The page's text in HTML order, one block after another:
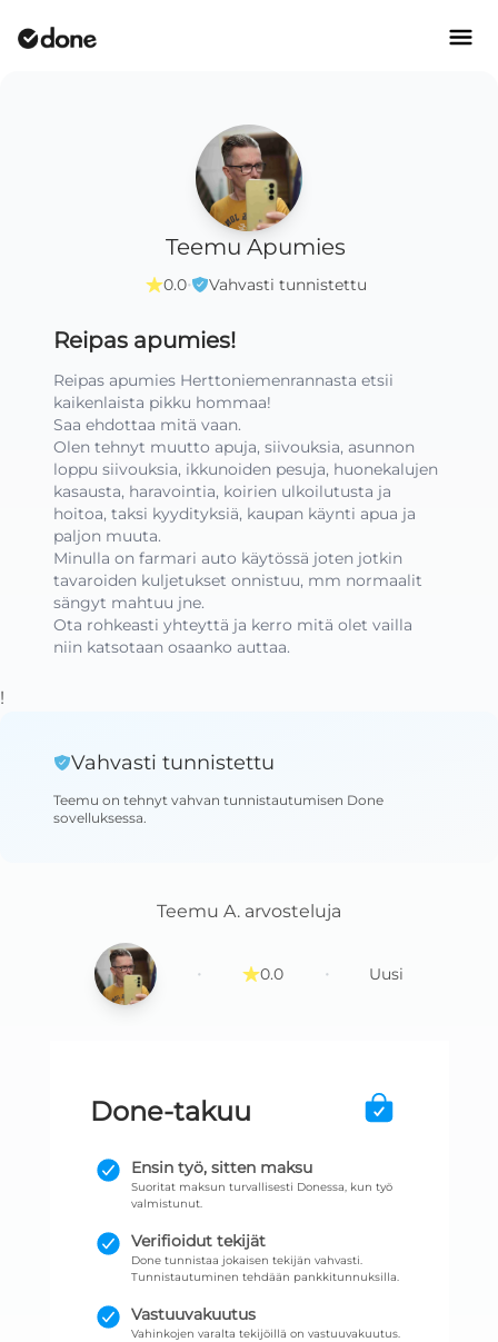
Teemu Apumies
0.0· Vahvasti tunnistettu
Reipas apumies!
Reipas apumies Herttoniemenrannasta etsii
kaikenlaista pikku hommaa!
Saa ehdottaa mitä vaan.
Olen tehnyt muutto apuja, siivouksia, asunnon
loppu siivouksia, ikkunoiden pesuja, huonekalujen
kasausta, haravointia, koirien ulkoilutusta ja
hoitoa, taksi kyydityksiä, kaupan käynti apua ja
paljon muuta.
Minulla on farmari auto käytössä joten jotkin
tavaroiden kuljetukset onnistuu, mm normaalit
sängyt mahtuu jne.
Ota rohkeasti yhteyttä ja kerro mitä olet vailla
niin katsotaan osaanko auttaa.
!
Vahvasti tunnistettu
Teemu on tehnyt vahvan tunnistautumisen Done
sovelluksessa.
Teemu A. arvosteluja
· 0.0 · Uusi
Done-takuu
Ensin työ, sitten maksu
Suoritat maksun turvallisesti Donessa, kun työ
valmistunut.
Verifioidut tekijät
Done tunnistaa jokaisen tekijän vahvasti.
Tunnistautuminen tehdään pankkitunnuksilla.
Vastuuvakuutus
Vahinkojen varalta tekijöillä on vastuuvakuutus.